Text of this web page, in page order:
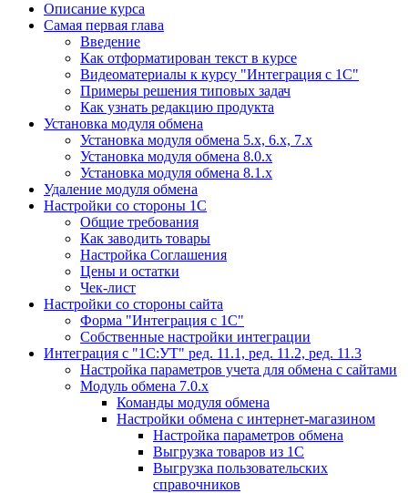
Описание курса
Самая первая глава
Введение
Как отформатирован текст в курсе
Видеоматериалы к курсу "Интеграция с 1С"
Примеры решения типовых задач
Как узнать редакцию продукта
Установка модуля обмена
Установка модуля обмена 5.х, 6.х, 7.х
Установка модуля обмена 8.0.х
Установка модуля обмена 8.1.х
Удаление модуля обмена
Настройки со стороны 1С
Общие требования
Как заводить товары
Настройка Соглашения
Цены и остатки
Чек-лист
Настройки со стороны сайта
Форма "Интеграция с 1С"
Собственные настройки интеграции
Интеграция с "1С:УТ" ред. 11.1, ред. 11.2, ред. 11.3
Настройка параметров учета для обмена с сайтами
Модуль обмена 7.0.х
Команды модуля обмена
Настройки обмена с интернет-магазином
Настройка параметров обмена
Выгрузка товаров из 1С
Выгрузка пользовательских
справочников